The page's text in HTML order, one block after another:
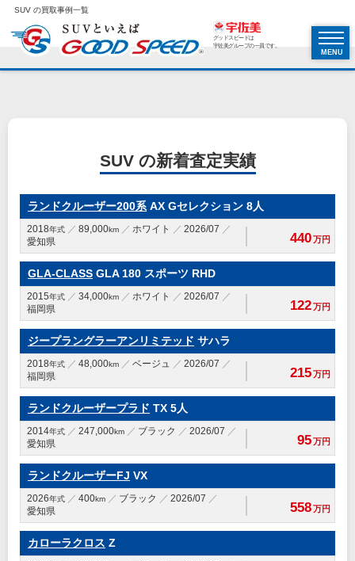
SUV の買取事例一覧
グッドスピードは
宇佐美グループの一員です。
MENU
SUV の新着査定実績
ランドクルーザー200系AX Gセレクション 8人
2018年式 89,000km ホワイト
2026/07
愛知県
440万円
GLA-CLASS GLA 180 スポーツ RHD
2015年式 34,000km ホワイト
2026/07
福岡県
122万円
ジープラングラーアンリミテッド サハラ
2018年式 48,000km ベージュ
2026/07
福岡県
215万円
ランドクルーザープラド TX 5人
2014年式 247,000km ブラック
2026/07
愛知県
95万円
ランドクルーザーFJ VX
2026年式 400km ブラック
2026/07
愛知県
558万円
カローラクロス Z